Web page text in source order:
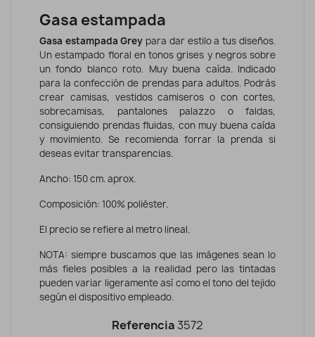
Gasa estampada
Gasa estampada Grey para dar estilo a tus diseños.
Un estampado floral en tonos grises y negros sobre
un fondo blanco roto. Muy buena caída. Indicado
para la confección de prendas para adultos. Podrás
crear camisas, vestidos camiseros o con cortes,
sobrecamisas, pantalones palazzo o faldas,
consiguiendo prendas fluidas, con muy buena caída
y movimiento. Se recomienda forrar la prenda si
deseas evitar transparencias.
Ancho: 150 cm. aprox.
Composición: 100% poliéster.
El precio se refiere al metro lineal.
NOTA: siempre buscamos que las imágenes sean lo
más fieles posibles a la realidad pero las tintadas
pueden variar ligeramente así como el tono del tejido
según el dispositivo empleado.
Referencia 3572